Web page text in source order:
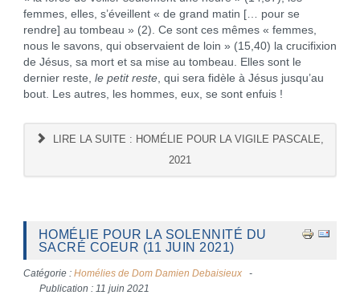
femmes, elles, s’éveillent « de grand matin [… pour se
rendre] au tombeau » (2). Ce sont ces mêmes « femmes,
nous le savons, qui observaient de loin » (15,40) la crucifixion
de Jésus, sa mort et sa mise au tombeau. Elles sont le
dernier reste, le petit reste, qui sera fidèle à Jésus jusqu’au
bout. Les autres, les hommes, eux, se sont enfuis !
LIRE LA SUITE : HOMÉLIE POUR LA VIGILE PASCALE,
2021
HOMÉLIE POUR LA SOLENNITÉ DU
SACRÉ COEUR (11 JUIN 2021)
Catégorie : Homélies de Dom Damien Debaisieux
Publication : 11 juin 2021